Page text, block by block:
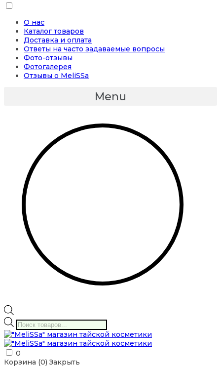
О нас
Каталог товаров
Доставка и оплата
Ответы на часто задаваемые вопросы
Фото-отзывы
Фотогалерея
Отзывы о MeliSSa
Menu
Поиск
товаров
0
Корзина (0) Закрыть